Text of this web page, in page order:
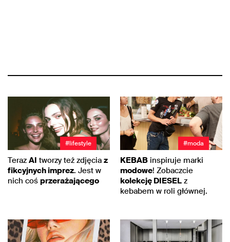
#lifestyle
Teraz AI tworzy też zdjęcia z
fikcyjnych imprez. Jest w
nich coś przerażającego
#moda
KEBAB inspiruje marki
modowe! Zobaczcie
kolekcję DIESEL z
kebabem w roli głównej.